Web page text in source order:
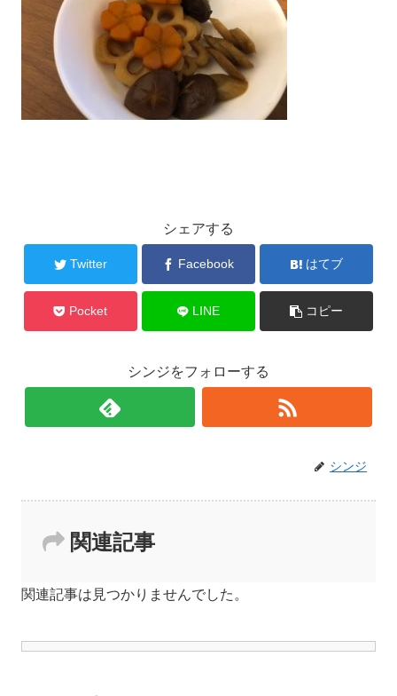
シェアする
Twitter Facebook はてブ
Pocket LINE コピー
シンジをフォローする
シンジ
関連記事
関連記事は見つかりませんでした。